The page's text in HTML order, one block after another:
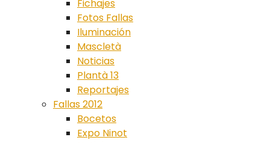
Fichajes
Fotos Fallas
Iluminación
Mascletà
Noticias
Plantà 13
Reportajes
Fallas 2012
Bocetos
Expo Ninot